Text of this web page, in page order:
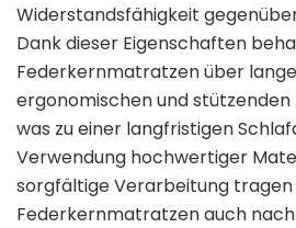
Widerstandsfähigkeit
Dank dieser Eigenschaften
Federkernmatratzen über
ergonomischen und stützenden
was zu einer langfristigen
Verwendung hochwertiger
sorgfältige Verarbeitung tragen
Federkernmatratzen auch